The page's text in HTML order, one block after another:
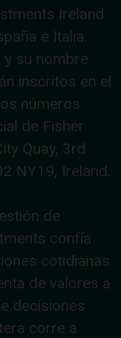
Ireland
e Italia.
y su nombre
inscritos en el
números
de Fisher
Quay, 3rd
NY19, Ireland.
de
confía
cotidianas
de valores a
decisiones
corre a